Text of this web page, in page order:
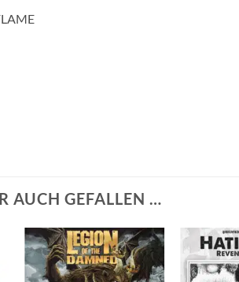
AUCH GEFALLEN …